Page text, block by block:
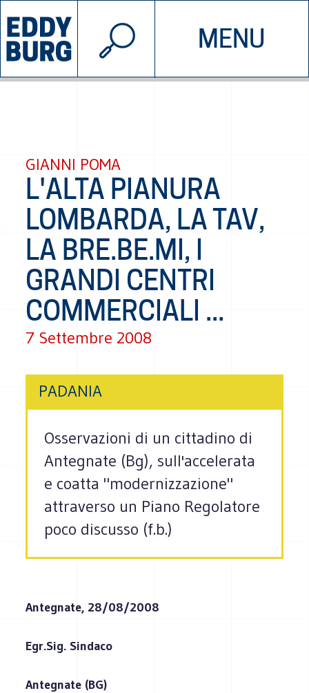
MENU
INIZIATIVE CHI SIAMO
© 2026 EDDYBURG
GIANNI POMA
L'ALTA PIANURA
LOMBARDA, LA TAV,
LA BRE.BE.MI, I
GRANDI CENTRI
COMMERCIALI ...
7 Settembre 2008
PADANIA
Osservazioni di un cittadino di
Antegnate (Bg), sull'accelerata
e coatta "modernizzazione"
attraverso un Piano Regolatore
poco discusso (f.b.)
Antegnate, 28/08/2008
Egr.Sig. Sindaco
Antegnate (BG)